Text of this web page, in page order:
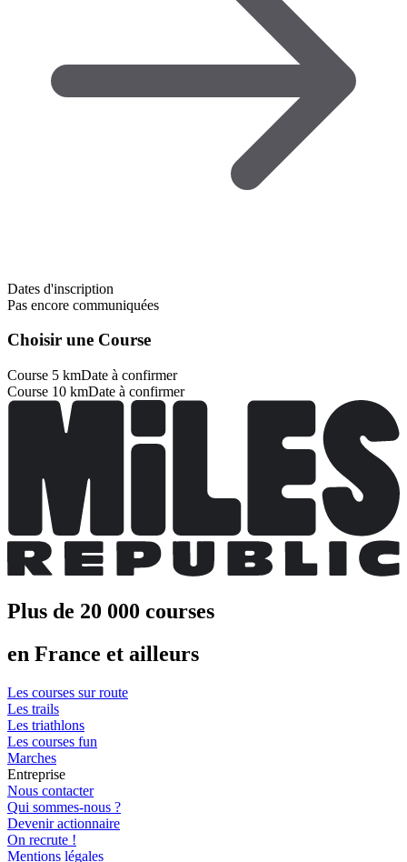
Dates d'inscription
Pas encore communiquées
Choisir une Course
Course 5 kmDate à confirmer
Course 10 kmDate à confirmer
Plus de 20 000 courses
en France et ailleurs
Les courses sur route
Les trails
Les triathlons
Les courses fun
Marches
Entreprise
Nous contacter
Qui sommes-nous ?
Devenir actionnaire
On recrute !
Mentions légales